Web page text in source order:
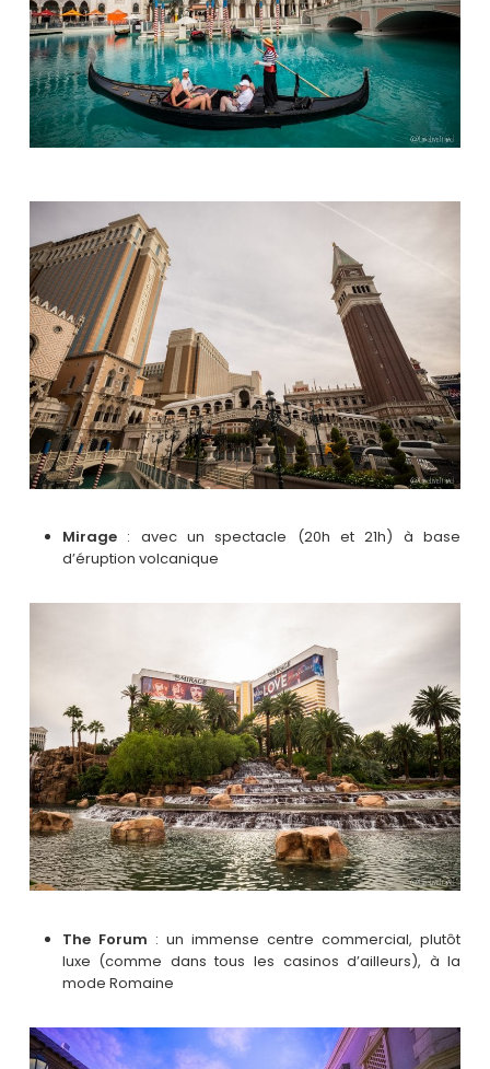
Mirage: avec un spectacle (20h et 21h) à base
d’éruption volcanique
The Forum : un immense centre commercial, plutôt
luxe (comme dans tous les casinos d’ailleurs), à la
mode Romaine